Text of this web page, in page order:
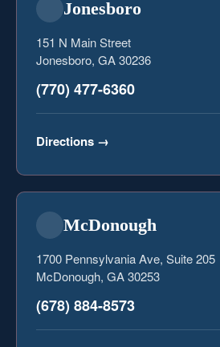
Jonesboro
151 N Main Street
Jonesboro, GA 30236
(770) 477-6360
Directions →
McDonough
1700 Pennsylvania Ave, Suite 205
McDonough, GA 30253
(678) 884-8573